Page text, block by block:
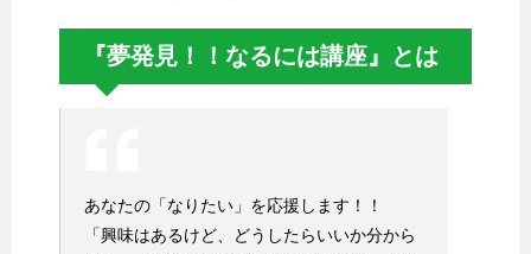
『夢発見！！なるには講座』とは
あなたの「なりたい」を応援します！！
「興味はあるけど、どうしたらいいか分から